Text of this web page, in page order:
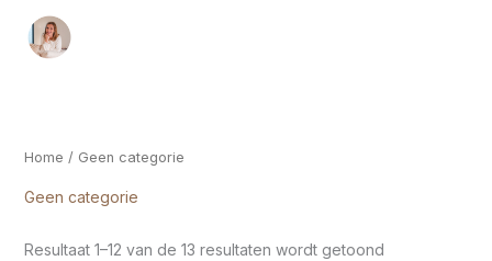
naar
Home / Geen categorie
Geen categorie
Resultaat 1–12 van de 13 resultaten wordt getoond